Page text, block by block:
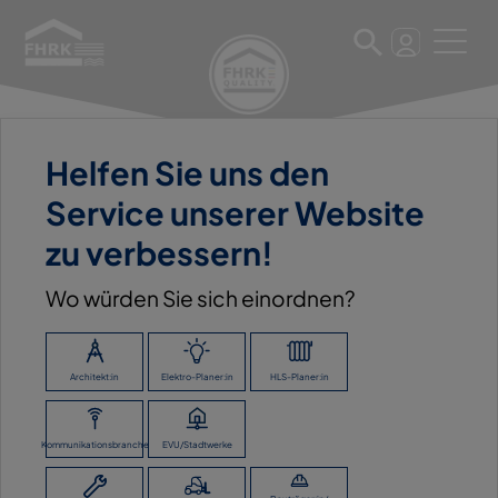
Helfen Sie uns den
Service unserer Website
zu verbessern!
Wo würden Sie sich einordnen?
Architekt:in Elektro-Planer:in HLS-Planer:in
Kommunikationsbranche EVU/Stadtwerke
11. März 2025
LUDWIG BEHRENS GMBH
ZURÜCK ZUR ÜBERSICHT